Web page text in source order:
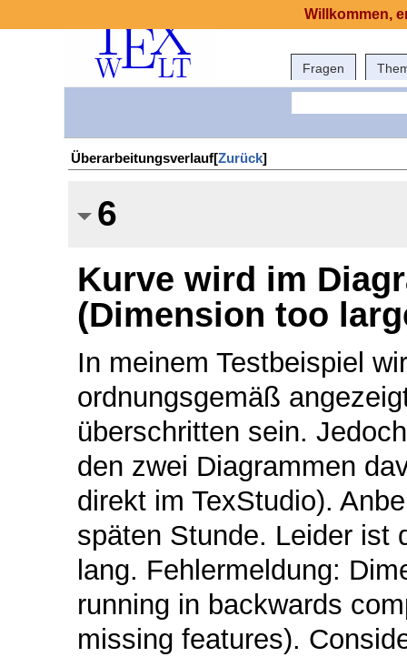
Fragen
Überarbeitungsverlauf[Zurück]
6
Kurve wird im
(Dimension too
In meinem Testbeispiel
ordnungsgemäß
überschritten sein.
den zwei Diagrammen
direkt im TexStudio).
späten Stunde. Leider ist
lang. Fehlermeldung:
running in backwards
missing features).
Willkommen,